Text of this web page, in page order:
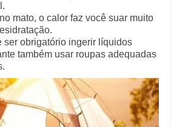
mato, o calor faz você suar muito
ser obrigatório ingerir líquidos
também usar roupas adequadas